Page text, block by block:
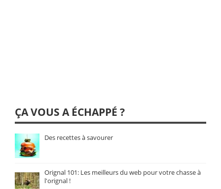
ÇA VOUS A ÉCHAPPÉ ?
Des recettes à savourer
Orignal 101: Les meilleurs du web pour votre chasse à
l'orignal !